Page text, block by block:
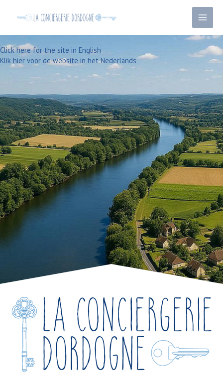
inhoud
Click here for the site in English
Klik hier voor de website in het Nederlands